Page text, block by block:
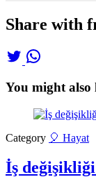
Share with
You might also
Category 🎈 Hayat
İş değişikliği